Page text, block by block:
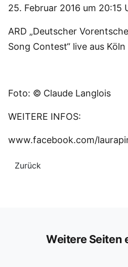
25. Februar 2016 um 20:15
ARD „Deutscher
Song Contest“ live aus Köln
Foto: © Claude Langlois
WEITERE INFOS:
www.facebook.com/
Zurück
Weitere Seiten